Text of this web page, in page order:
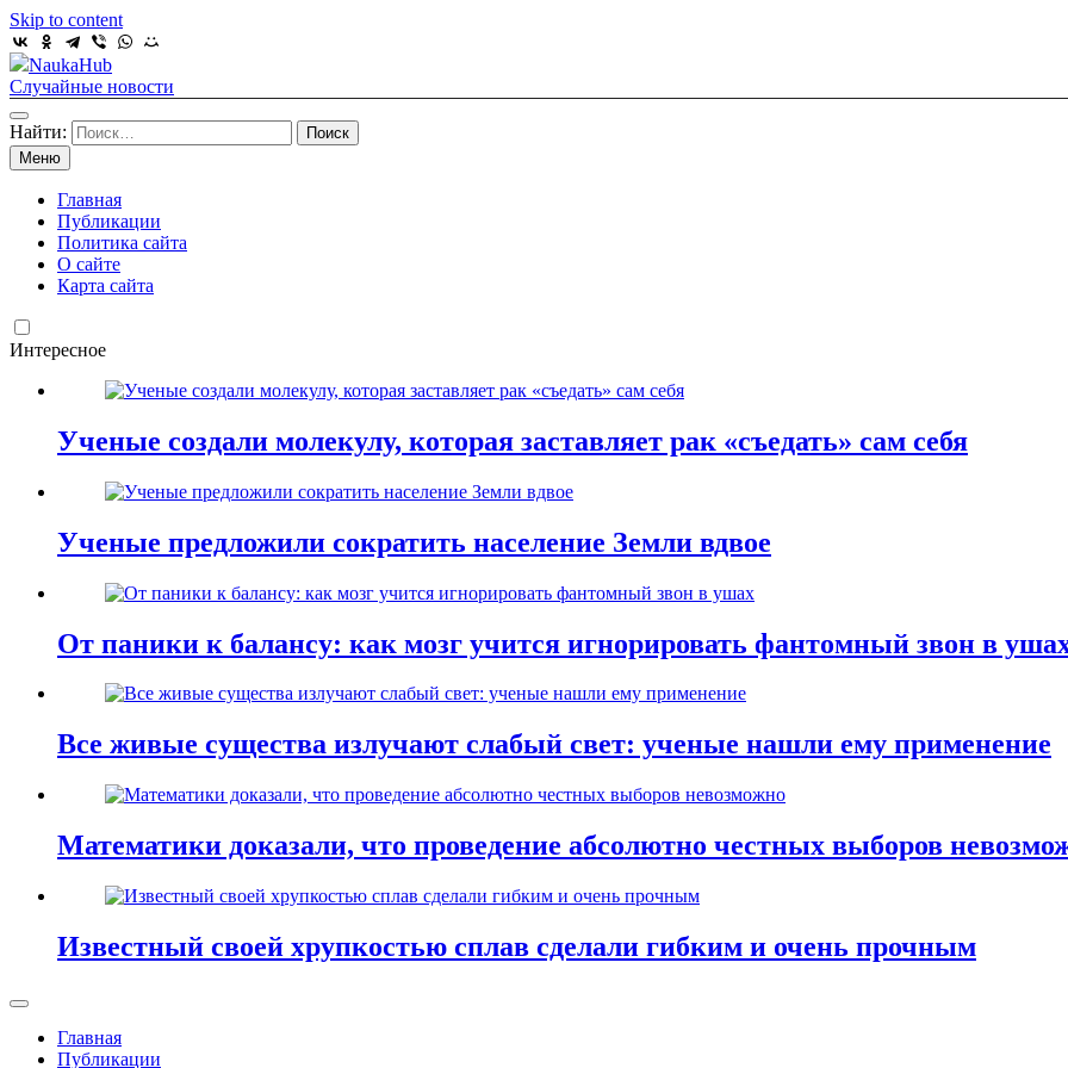
Skip to content
NaukaHub
Случайные новости
Найти:
Меню
Главная
Публикации
Политика сайта
О сайте
Карта сайта
Интересное
Ученые создали молекулу, которая заставляет рак «съедать» сам себя
Ученые предложили сократить население Земли вдвое
От паники к балансу: как мозг учится игнорировать фантомный звон в
Все живые существа излучают слабый свет: ученые нашли ему применение
Математики доказали, что проведение абсолютно честных выборов
Известный своей хрупкостью сплав сделали гибким и очень прочным
Главная
Публикации